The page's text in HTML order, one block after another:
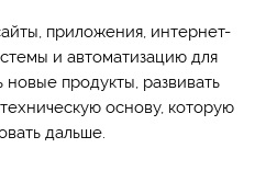
приложения, интернет-
и автоматизацию для
новые продукты, развивать
основу, которую
дальше.